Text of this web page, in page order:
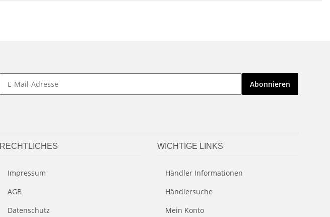
Abonnieren
RECHTLICHES
Impressum
AGB
Datenschutz
WICHTIGE LINKS
Händler Informationen
Händlersuche
Mein Konto